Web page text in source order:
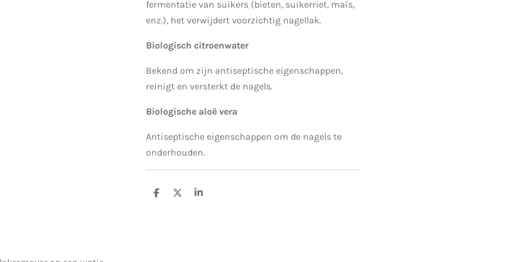
fermentatie van suikers (bieten, suikerriet, maïs,
enz.), het verwijdert voorzichtig nagellak.
Biologisch citroenwater
Bekend om zijn antiseptische eigenschappen,
reinigt en versterkt de nagels.
Biologische aloë vera
Antiseptische eigenschappen om de nagels te
onderhouden.
D
D
S